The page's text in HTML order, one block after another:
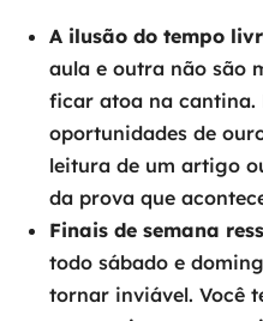
A ilusão do tempo
aula e outra não são
ficar atoa na cantina.
oportunidades de
leitura de um artigo
da prova que
Finais de semana
todo sábado e
tornar inviável. Você